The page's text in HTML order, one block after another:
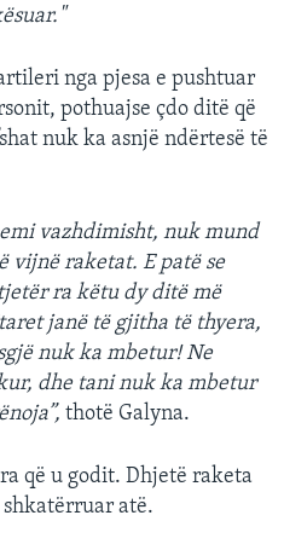
nga pjesa e pushtuar
pothuajse çdo ditë që
nuk ka asnjë ndërtesë të
vazhdimisht, nuk mund
vijnë raketat. E patë se
ra këtu dy ditë më
janë të gjitha të thyera,
nuk ka mbetur! Ne
dhe tani nuk ka mbetur
thotë Galyna.
që u godit. Dhjetë raketa
atë.